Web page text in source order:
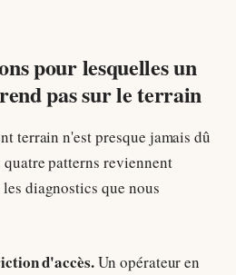
pour lesquelles un
pas sur le terrain
terrain n'est presque jamais dû
quatre patterns reviennent
diagnostics que nous
d'accès.Un opérateur en